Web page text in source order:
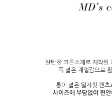
탄탄한 코튼소재로 제작된
폭 넓은 계절감으로
통이 넓은 일자핏 팬츠
사이즈에 부담없이 편안